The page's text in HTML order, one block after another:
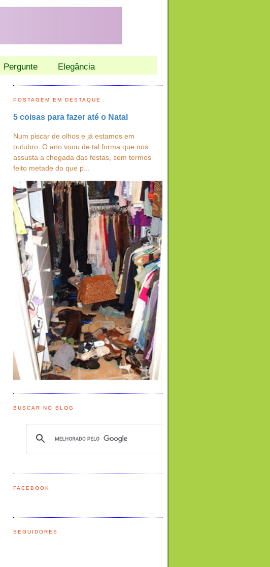
Pergunte Elegância
POSTAGEM EM DESTAQUE
5 coisas para fazer até o Natal
Num piscar de olhos e já estamos em
outubro. O ano voou de tal forma que nos
assusta a chegada das festas, sem termos
feito metade do que p...
BUSCAR NO BLOG
FACEBOOK
SEGUIDORES